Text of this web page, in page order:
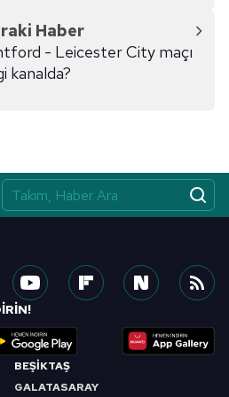
kullanılan çerezlerle ilgili bilgi
.
Haber
- Leicester City maçı
kanalda?
BEŞİKTAŞ
GALATASARAY